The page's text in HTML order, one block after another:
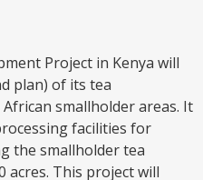
Project in Kenya will
plan) of its tea
smallholder areas. It
facilities for
the smallholder tea
acres. This project will